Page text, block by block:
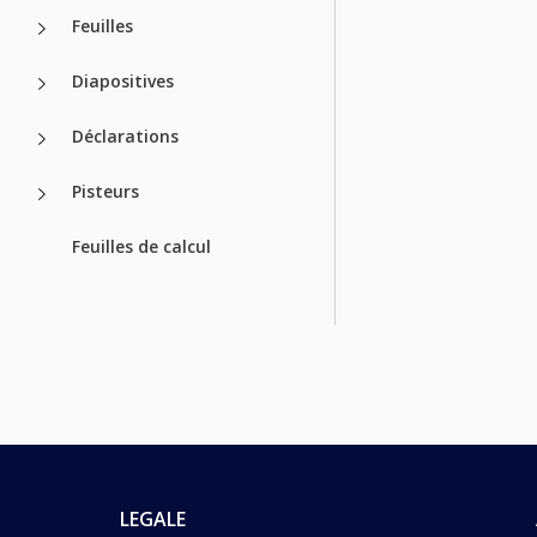
Feuilles
Diapositives
Déclarations
Pisteurs
Feuilles de calcul
LEGALE